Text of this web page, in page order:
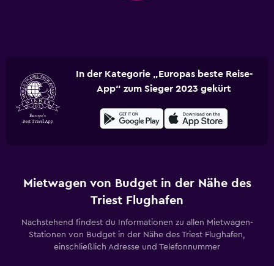
In der Kategorie „Europas beste Reise-
App“ zum Sieger 2023 gekürt
Mietwagen von Budget in der Nähe des
Triest Flughafen
Nachstehend findest du Informationen zu allen Mietwagen-
Stationen von Budget in der Nähe des Triest Flughafen,
einschließlich Adresse und Telefonnummer